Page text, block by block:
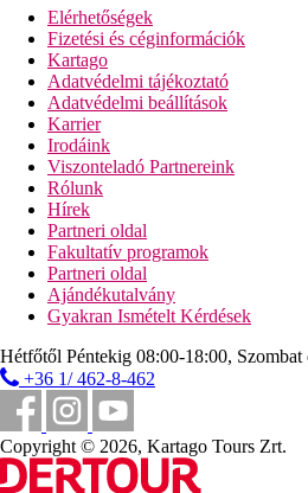
Elérhetőségek
Fizetési és céginformációk
Kartago
Adatvédelmi tájékoztató
Adatvédelmi beállítások
Karrier
Irodáink
Viszonteladó Partnereink
Rólunk
Hírek
Partneri oldal
Fakultatív programok
Partneri oldal
Ajándékutalvány
Gyakran Ismételt Kérdések
Hétfőtől Péntekig 08:00-18:00, Szombat
+36 1/ 462-8-462
Copyright © 2026, Kartago Tours Zrt.